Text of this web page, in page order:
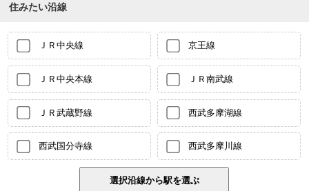
住みたい沿線
ＪＲ中央線 京王線
ＪＲ中央本線 ＪＲ南武線
ＪＲ武蔵野線 西武多摩湖線
西武国分寺線 西武多摩川線